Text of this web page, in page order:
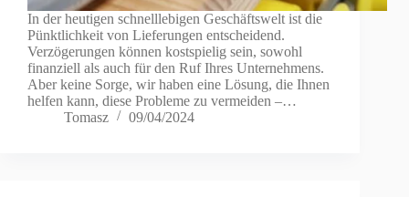
In der heutigen schnelllebigen Geschäftswelt ist die
Pünktlichkeit von Lieferungen entscheidend.
Verzögerungen können kostspielig sein, sowohl
finanziell als auch für den Ruf Ihres Unternehmens.
Aber keine Sorge, wir haben eine Lösung, die Ihnen
helfen kann, diese Probleme zu vermeiden –…
Tomasz
09/04/2024